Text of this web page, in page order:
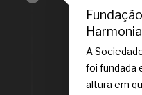
A
foi fundada
altura em